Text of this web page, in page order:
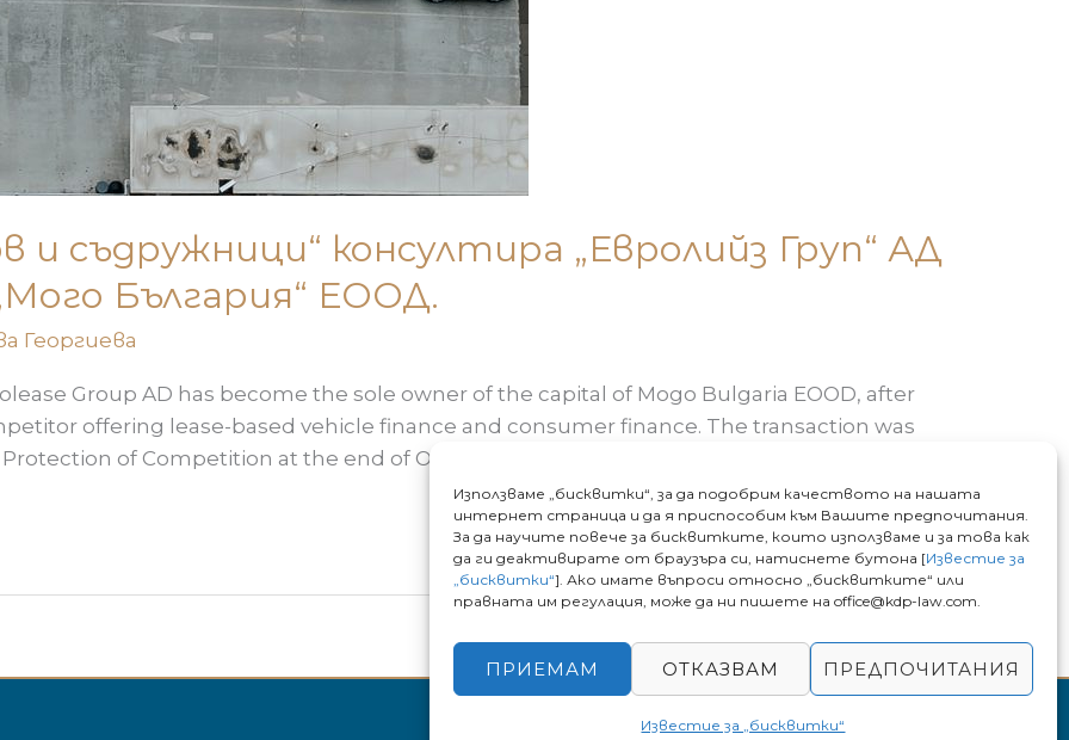
Използваме „бисквитки“, за да подобрим качеството на нашата
интернет страница и да я приспособим към Вашите предпочитания.
За да научите повече за бисквитките, които използваме и за това как
да ги деактивирате от браузъра си, натиснете бутона [Известие за
„бисквитки“]. Ако имате въпроси относно „бисквитките“ или
правната им регулация, може да ни пишете на office@kdp-law.com.
ПРИЕМАМ ОТКАЗВАМ ПРЕДПОЧИТАНИЯ
Известие за „бисквитки“
и съдружници“ консултира „Евролийз Груп“ АД
България“ ЕООД.
Георгиева
Group AD has become the sole owner of the capital of Mogo Bulgaria EOOD, after
offering lease-based vehicle finance and consumer finance. The transaction was
of Competition at the end of October 2021. Eurolease […]
powered byivexto